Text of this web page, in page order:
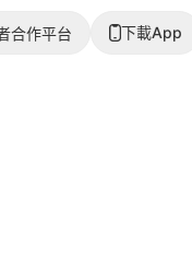
合作平台 下載App